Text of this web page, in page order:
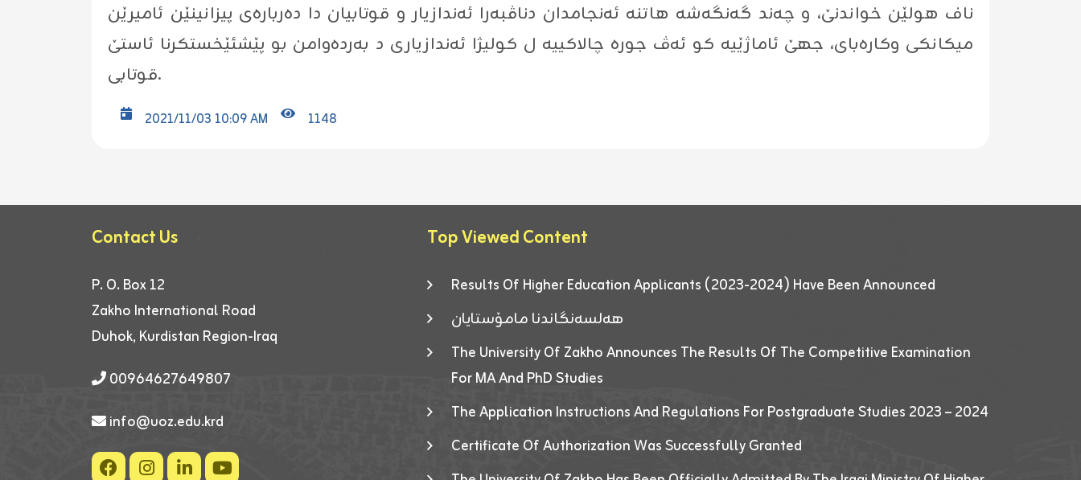
ناف هولێن خواندنێ، و چەند گەنگەشە هاتنە ئەنجامدان دناڤبەرا ئەندازیار و قوتابیان دا دەربارەى پیزانینێن ئامیرێن
میکانکى وکارەبای، جهێ ئاماژێیە کو ئەڤ جورە چالاکییە ل کولیژا ئەندازیاری د بەردەوامن بو پێشئێخستکرنا ئاستێ
قوتابی.
2021/11/03 10:09 AM 1148
Contact Us
P. O. Box 12
Zakho International Road
Duhok, Kurdistan Region-Iraq
00964627649807
info@uoz.edu.krd
Top Viewed Content
Results Of Higher Education Applicants (2023-2024) Have Been Announced
هەلسەنگاندنا مامۆستایان
The University Of Zakho Announces The Results Of The Competitive Examination
For MA And PhD Studies
The Application Instructions And Regulations For Postgraduate Studies 2023 – 2024
Certificate Of Authorization Was Successfully Granted